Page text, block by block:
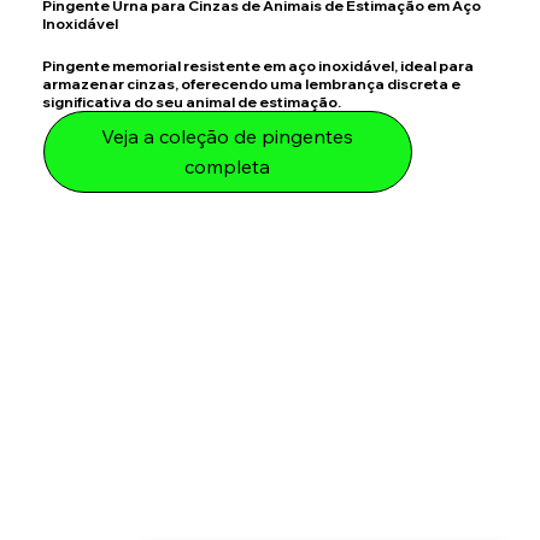
Pingente Urna para Cinzas de Animais de Estimação em Aço
Inoxidável
Pingente memorial resistente em aço inoxidável, ideal para
armazenar cinzas, oferecendo uma lembrança discreta e
significativa do seu animal de estimação.
Veja a coleção de pingentes
completa